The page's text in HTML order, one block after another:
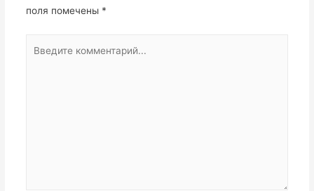
поля помечены *